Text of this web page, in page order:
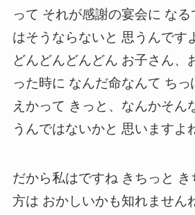
って それが感謝の宴会に な
はそうならないと 思うんです
どんどんどんどん お子さん、
った時に なんだ命なんて ち
えかって きっと、なんかそん
うんではないかと 思いますよ
だから私はですね きちっと
方は おかしいかも知れません